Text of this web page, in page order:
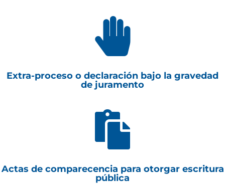

Extra-proceso o declaración bajo la gravedad
de juramento

Actas de comparecencia para otorgar escritura
pública